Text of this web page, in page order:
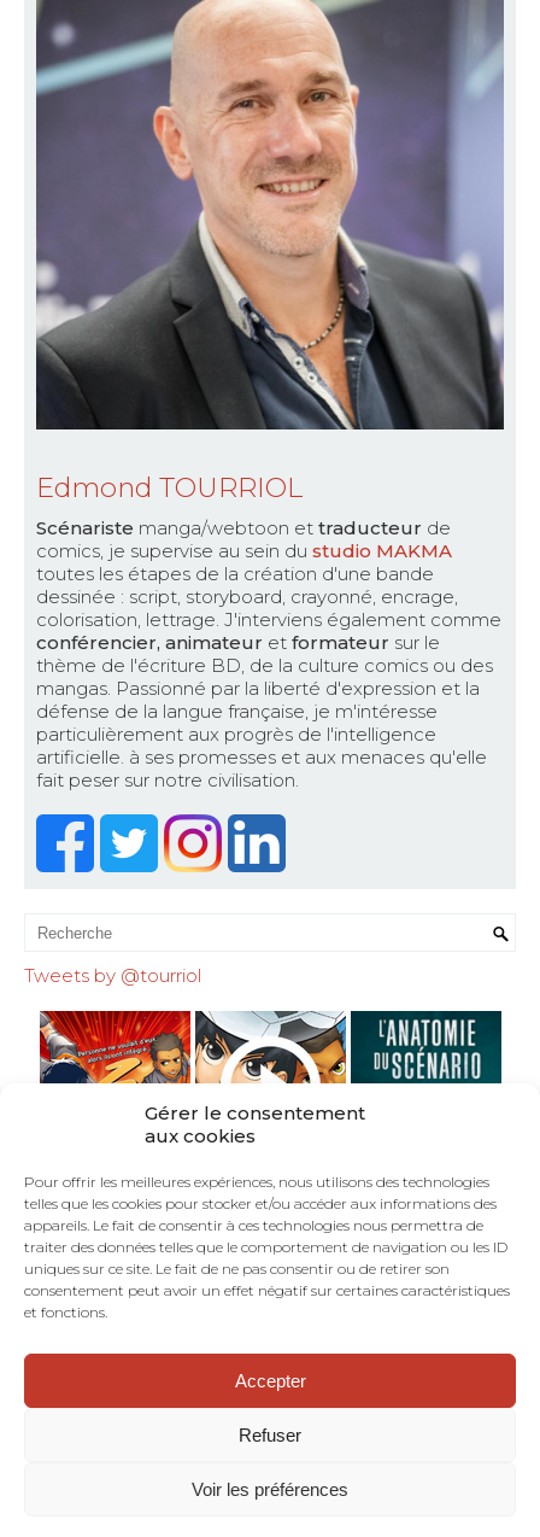
Gérer le consentement
aux cookies
Pour offrir les meilleures expériences, nous utilisons des technologies
telles que les cookies pour stocker et/ou accéder aux informations des
appareils. Le fait de consentir à ces technologies nous permettra de
traiter des données telles que le comportement de navigation ou les ID
uniques sur ce site. Le fait de ne pas consentir ou de retirer son
consentement peut avoir un effet négatif sur certaines caractéristiques
et fonctions.
Accepter
Refuser
Voir les préférences
Edmond TOURRIOL
Scénariste manga/webtoon et traducteur de
comics, je supervise au sein du studio MAKMA
toutes les étapes de la création d'une bande
dessinée : script, storyboard, crayonné, encrage,
colorisation, lettrage. J'interviens également comme
conférencier, animateur et formateur sur le
thème de l'écriture BD, de la culture comics ou des
mangas. Passionné par la liberté d'expression et la
défense de la langue française, je m'intéresse
particulièrement aux progrès de l'intelligence
artificielle. à ses promesses et aux menaces qu'elle
fait peser sur notre civilisation.
Tweets by @tourriol
©TOURRIOL.COM - En Français dans le Texte :
blog de scénariste BD, comics, mangas.
Mentions Légales